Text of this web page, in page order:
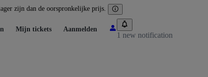
zijn dan de oorspronkelijke prijs.
Mijn tickets Aanmelden
1 new notification